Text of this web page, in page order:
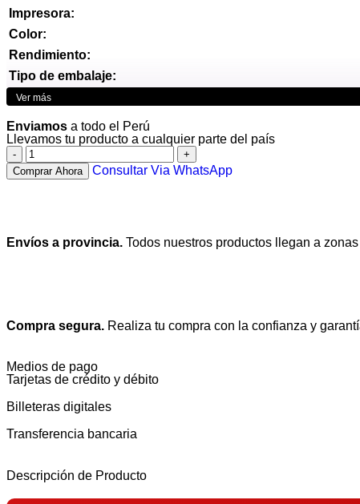
Impresora:
Color:
Rendimiento:
Tipo de embalaje:
Ver más
Enviamos a todo el Perú
Llevamos tu producto a cualquier parte del país
Comprar Ahora Consultar Via WhatsApp
Envíos a provincia. Todos nuestros productos llegan a
Compra segura. Realiza tu compra con la confianza y
Medios de pago
Tarjetas de crédito y débito
Billeteras digitales
Transferencia bancaria
Descripción de Producto